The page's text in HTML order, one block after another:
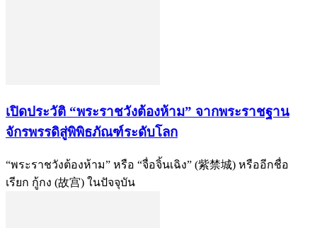
เปิดประวัติ “พระราชวังต้องห้าม” จากพระราชฐาน
จักรพรรดิสู่พิพิธภัณฑ์ระดับโลก
“พระราชวังต้องห้าม” หรือ “จื่อจิ้นเฉิง” (紫禁城) หรืออีกชื่อ
เรียก กู้กง (故宫) ในปัจจุบัน